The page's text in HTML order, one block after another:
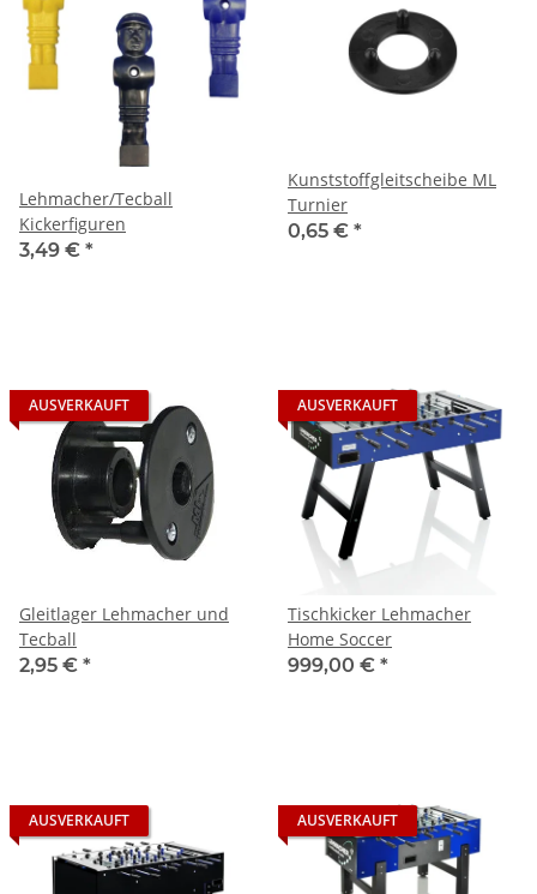
Lehmacher/Tecball
Kickerfiguren
3,49 € *
Kunststoffgleitscheibe ML
Turnier
0,65 € *
AUSVERKAUFT
Gleitlager Lehmacher und
Tecball
2,95 € *
AUSVERKAUFT
Tischkicker Lehmacher
Home Soccer
999,00 € *
AUSVERKAUFT AUSVERKAUFT